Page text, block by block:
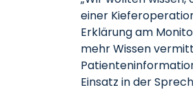
einer
Erklärung am
mehr Wissen
Einsatz in der